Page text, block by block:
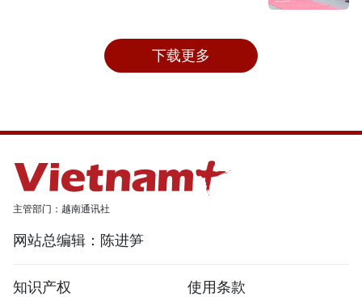
下载更多
主管部门：越南通讯社
网站总编辑：陈进笋
知识产权
使用条款